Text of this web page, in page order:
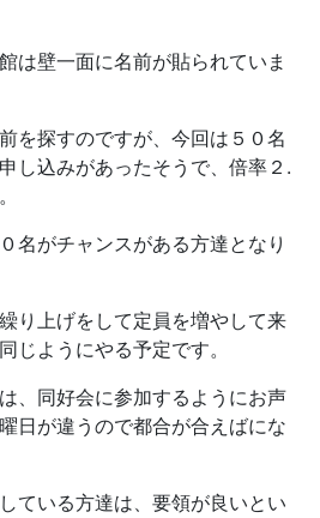
は壁一面に名前が貼られていま
を探すのですが、今回は５０名
し込みがあったそうで、倍率２.
名がチャンスがある方達となり
り上げをして定員を増やして来
じようにやる予定です。
、同好会に参加するようにお声
日が違うので都合が合えばにな
ている方達は、要領が良いとい